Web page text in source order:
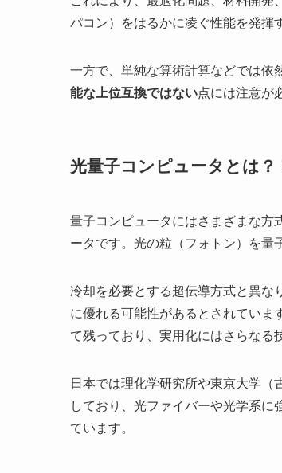
パコン）をはるかに凌ぐ性能を発揮
一方で、単純な算術計算などでは依
能な上位互換ではない点には注意が
光量子コンピュータとは
量子コンピュータにはさまざまな方
ータです。光の粒（フォトン）を量
冷却を必要とする超伝導方式と異な
に優れる可能性があるとされていま
て残っており、実用化にはさらなる
日本では理化学研究所や東京大学
しており、光ファイバーや光学系に
ています。